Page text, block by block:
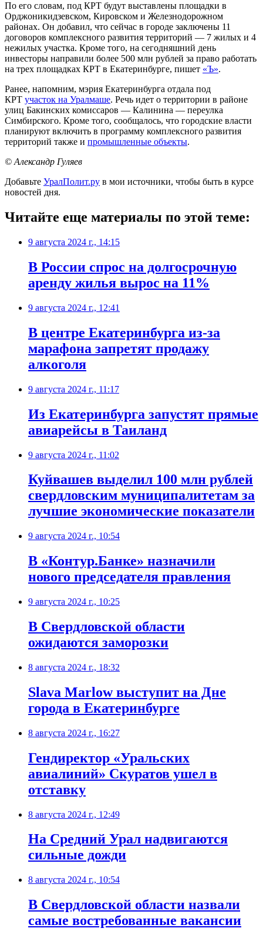
По его словам, под КРТ будут выставлены площадки в
Орджоникидзевском, Кировском и Железнодорожном
районах. Он добавил, что сейчас в городе заключены 11
договоров комплексного развития территорий — 7 жилых и 4
нежилых участка. Кроме того, на сегодняшний день
инвесторы направили более 500 млн рублей за право работать
на трех площадках КРТ в Екатеринбурге, пишет «Ъ».
Ранее, напомним, мэрия Екатеринбурга отдала под
КРТ участок на Уралмаше. Речь идет о территории в районе
улиц Бакинских комиссаров — Калинина — переулка
Симбирского. Кроме того, сообщалось, что городские власти
планируют включить в программу комплексного развития
территорий также и промышленные объекты.
© Александр Гуляев
Добавьте УралПолит.ру в мои источники, чтобы быть в курсе
новостей дня.
Читайте еще материалы по этой теме:
9 августа 2024 г., 14:15
В России спрос на долгосрочную
аренду жилья вырос на 11%
9 августа 2024 г., 12:41
В центре Екатеринбурга из-за
марафона запретят продажу
алкоголя
9 августа 2024 г., 11:17
Из Екатеринбурга запустят прямые
авиарейсы в Таиланд
9 августа 2024 г., 11:02
Куйвашев выделил 100 млн рублей
свердловским муниципалитетам за
лучшие экономические показатели
9 августа 2024 г., 10:54
В «Контур.Банке» назначили
нового председателя правления
9 августа 2024 г., 10:25
В Свердловской области
ожидаются заморозки
8 августа 2024 г., 18:32
Slava Marlow выступит на Дне
города в Екатеринбурге
8 августа 2024 г., 16:27
Гендиректор «Уральских
авиалиний» Скуратов ушел в
отставку
8 августа 2024 г., 12:49
На Средний Урал надвигаются
сильные дожди
8 августа 2024 г., 10:54
В Свердловской области назвали
самые востребованные вакансии